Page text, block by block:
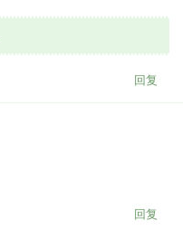
回复
回复